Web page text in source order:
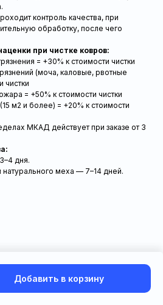
Добавить в корзину
контроль качества, при
обработку, после чего
при чистке ковров:
= +30% к стоимости чистки
(моча, каловые, рвотные
чистки
= +50% к стоимости чистки
м2 и более) = +20% к стоимости
МКАД действует при заказе от 3
дня.
натурального меха — 7–14 дней.